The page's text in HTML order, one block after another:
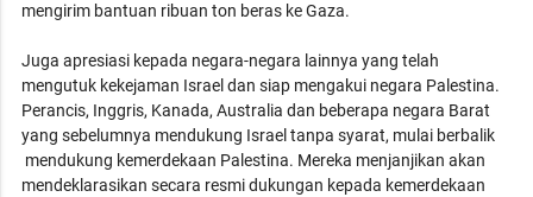
mengirim bantuan ribuan ton beras ke Gaza.
Juga apresiasi kepada negara-negara lainnya yang telah
mengutuk kekejaman Israel dan siap mengakui negara Palestina.
Perancis, Inggris, Kanada, Australia dan beberapa negara Barat
yang sebelumnya mendukung Israel tanpa syarat, mulai berbalik
mendukung kemerdekaan Palestina. Mereka menjanjikan akan
mendeklarasikan secara resmi dukungan kepada kemerdekaan